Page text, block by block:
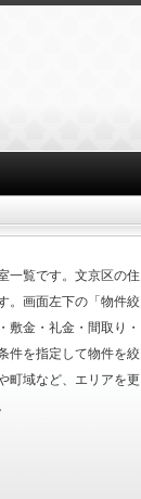
一覧です。文京区の住
。画面左下の「物件絞
敷金・礼金・間取り・
件を指定して物件を絞
町域など、エリアを更